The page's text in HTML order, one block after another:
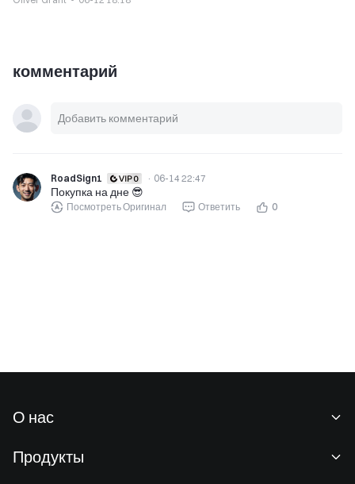
комментарий
RoadSign1 · 06-14 22:47
Покупка на дне 😎
Посмотреть Оригинал Ответить 0
О нас
Продукты